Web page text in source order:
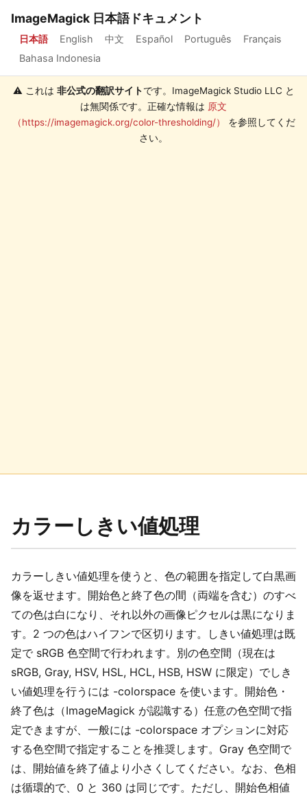
ImageMagick 日本語ドキュメント
日本語 English 中文 Español Português
Français
Bahasa Indonesia
⚠️ これは 非公式の翻訳サイトです。ImageMagick Studio LLC と
は無関係です。正確な情報は 原文
（https://imagemagick.org/color-thresholding/）
を参照してくだ
さい。
カラーしきい値処理
カラーしきい値処理を使うと、色の範囲を指定して白黒画
像を返せます。開始色と終了色の間（両端を含む）のすべ
ての色は白になり、それ以外の画像ピクセルは黒になりま
す。2 つの色はハイフンで区切ります。しきい値処理は既
定で sRGB 色空間で行われます。別の色空間（現在は
sRGB, Gray, HSV, HSL, HCL, HSB, HSW に限定）でしき
い値処理を行うには -colorspace を使います。開始色・
終了色は（ImageMagick が認識する）任意の色空間で指
定できますが、一般には -colorspace オプションに対応
する色空間で指定することを推奨します。Gray 色空間で
は、開始値を終了値より小さくしてください。なお、色相
は循環的で、0 と 360 は同じです。ただし、開始色相値